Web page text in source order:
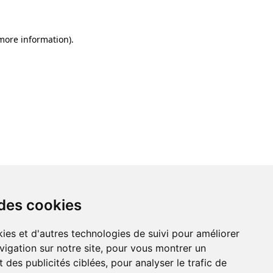
cookies
et d'autres technologies de suivi pour améliorer
sur notre site, pour vous montrer un
des publicités ciblées, pour analyser le trafic de
information).